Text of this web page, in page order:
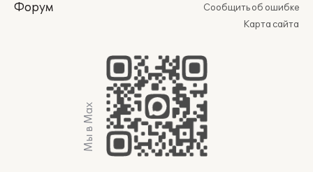
Форум
Сообщить об ошибке
Карта сайта
Мы в Max